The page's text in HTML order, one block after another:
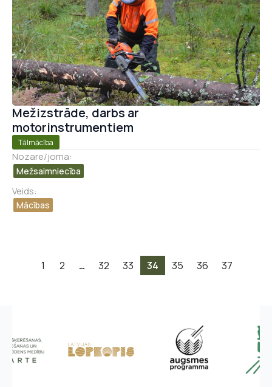
Mežizstrāde, darbs ar
motorinstrumentiem
Tālmācība
Nozare/joma:
Mežsaimniecība
Veids:
Mācības
1 2 … 32 33 34 35 36 37